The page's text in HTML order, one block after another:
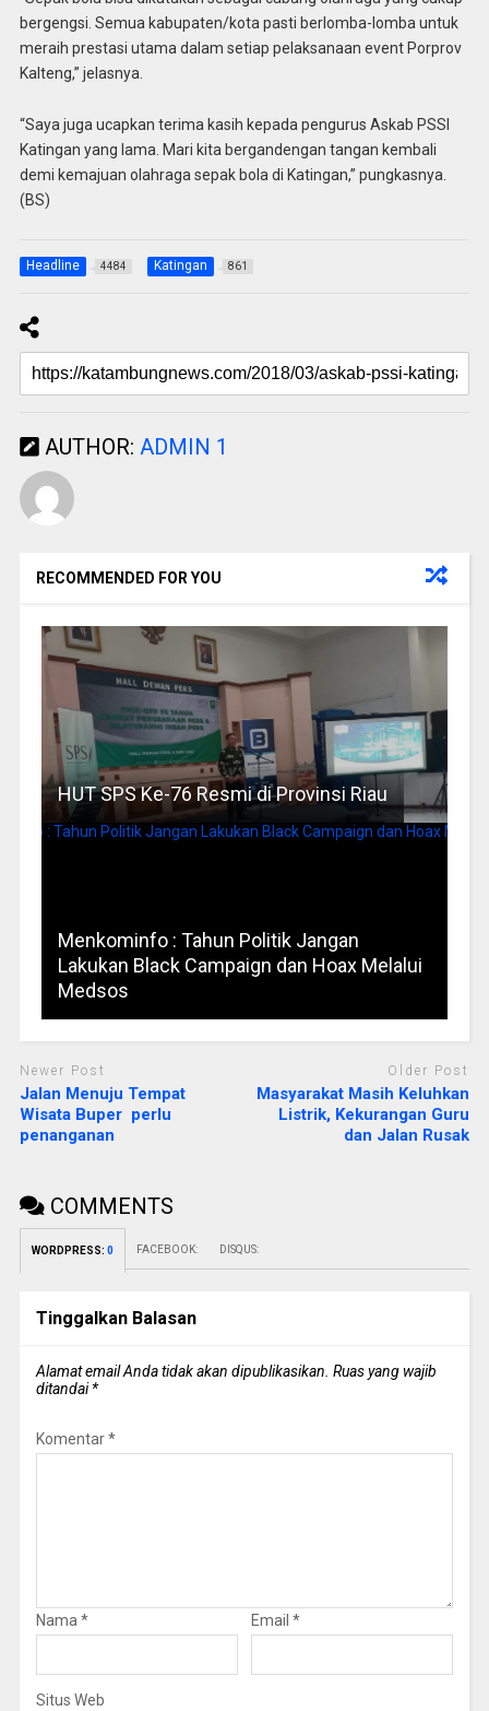
bergengsi. Semua kabupaten/kota pasti berlomba-lomba untuk
meraih prestasi utama dalam setiap pelaksanaan event Porprov
Kalteng,” jelasnya.
“Saya juga ucapkan terima kasih kepada pengurus Askab PSSI
Katingan yang lama. Mari kita bergandengan tangan kembali
demi kemajuan olahraga sepak bola di Katingan,” pungkasnya.
(BS)
Headline 4484 Katingan 861
AUTHOR: ADMIN 1
RECOMMENDED FOR YOU
HUT SPS Ke-76 Resmi di Provinsi Riau
Menkominfo : Tahun Politik Jangan
Lakukan Black Campaign dan Hoax Melalui
Medsos
Newer Post
Jalan Menuju Tempat
Wisata Buper perlu
penanganan
Older Post
Masyarakat Masih Keluhkan
Listrik, Kekurangan Guru
dan Jalan Rusak
COMMENTS
WORDPRESS: 0 FACEBOOK: DISQUS:
Tinggalkan Balasan
Alamat email Anda tidak akan dipublikasikan. Ruas yang wajib
ditandai*
Komentar*
Nama * Email *
Situs Web